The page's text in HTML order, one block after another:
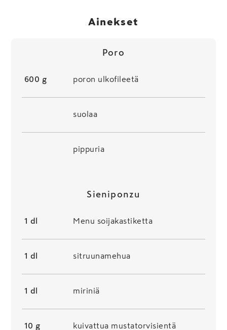
Ainekset
Poro
600 g poron ulkofileetä
suolaa
pippuria
Sieniponzu
1 dl Menu soijakastiketta
1 dl sitruunamehua
1 dl miriniä
10 g kuivattua mustatorvisientä